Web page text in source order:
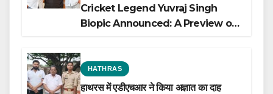
Cricket Legend Yuvraj Singh
Biopic Announced: A Preview of
HATHRAS
हाथरस में एडीएचआर ने किया अज्ञात का दाह